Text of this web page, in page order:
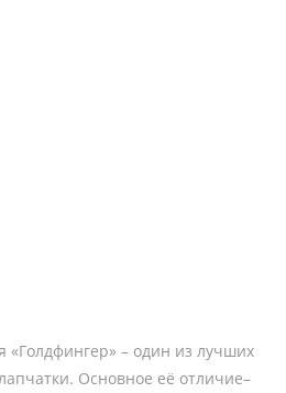
«Голдфингер» – один из лучших
Основное её отличие–